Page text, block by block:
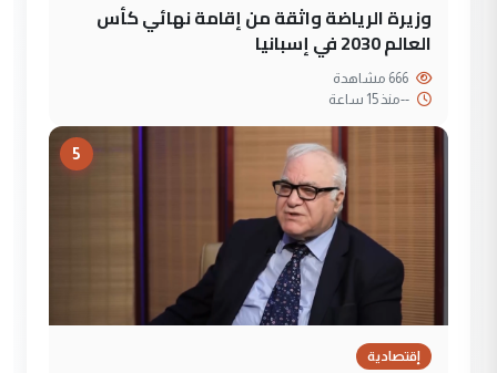
وزيرة الرياضة واثقة من إقامة نهائي كأس
العالم 2030 في إسبانيا
--منذ 15 ساعة
5
إقتصادية